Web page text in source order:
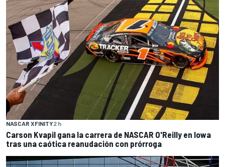
NASCAR XFINITY2 h
Carson Kvapil gana la carrera de NASCAR O'Reilly en Iowa
tras una caótica reanudación con prórroga